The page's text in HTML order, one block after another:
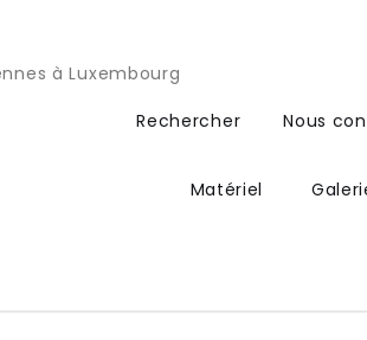
à Luxembourg
Rechercher
Nous
Matériel